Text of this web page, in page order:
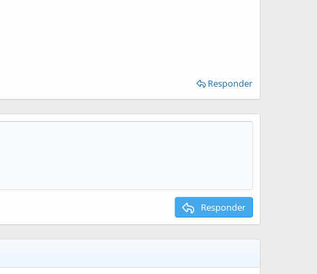
Responder
Responder